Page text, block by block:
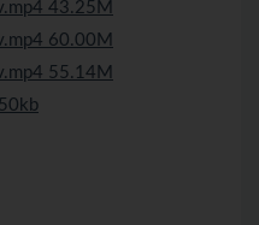
43.25M
60.00M
55.14M